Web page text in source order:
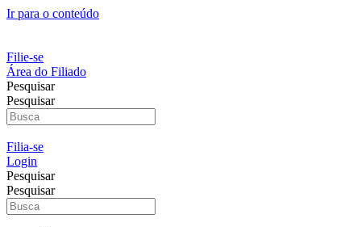
Ir para o conteúdo
Filie-se
Área do Filiado
Pesquisar
Pesquisar
Filia-se
Login
Pesquisar
Pesquisar